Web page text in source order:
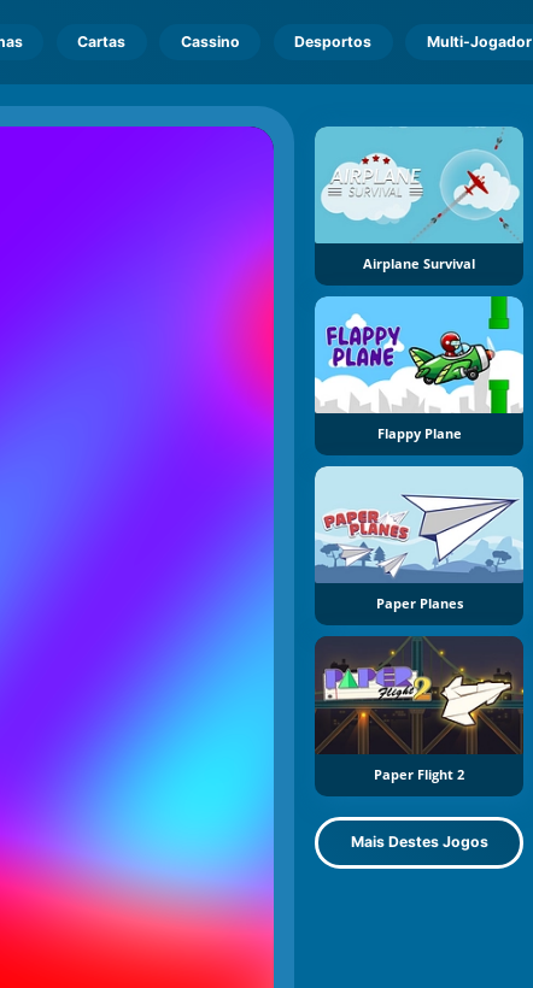
Cartas Cassino Desportos Multi-Jogador
Airplane Survival
Flappy Plane
Paper Planes
Paper Flight 2
Mais Destes Jogos